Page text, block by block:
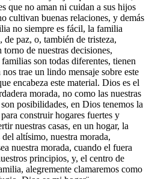
que no aman ni cuidan a sus hijos
cultivan buenas relaciones, y demás
no siempre es fácil, la familia
paz, o, también de tristeza,
de nuestras decisiones,
son todas diferentes, tienen
trae un lindo mensaje sobre este
encabeza este material. Dios es el
morada, no como las nuestras
posibilidades, en Dios tenemos la
construir hogares fuertes y
nuestras casas, en un hogar, la
altísimo, nuestra morada,
nuestra morada, cuando el fuera
principios, y, el centro de
alegremente clamaremos como